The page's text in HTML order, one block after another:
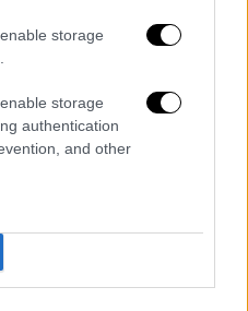
storage
storage
authentication
and other
και